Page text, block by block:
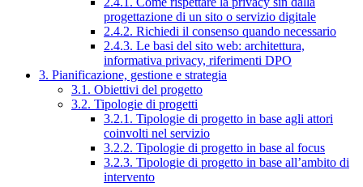
progettazione di un sito o servizio digitale
2.4.2. Richiedi il consenso quando necessario
2.4.3. Le basi del sito web: architettura,
informativa privacy, riferimenti DPO
3. Pianificazione, gestione e strategia
3.1. Obiettivi del progetto
3.2. Tipologie di progetti
3.2.1. Tipologie di progetto in base agli attori
coinvolti nel servizio
3.2.2. Tipologie di progetto in base al focus
3.2.3. Tipologie di progetto in base all’ambito di
intervento